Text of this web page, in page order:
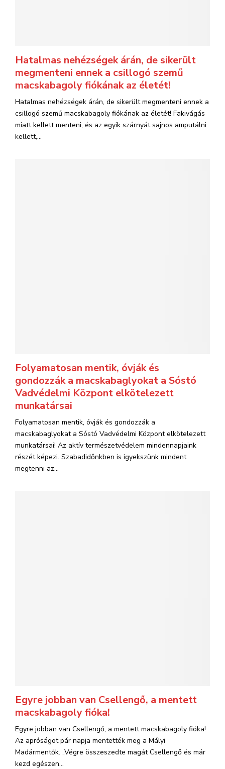
Hatalmas nehézségek árán, de sikerült
megmenteni ennek a csillogó szemű
macskabagoly fiókának az életét!
Hatalmas nehézségek árán, de sikerült megmenteni ennek a
csillogó szemű macskabagoly fiókának az életét! Fakivágás
miatt kellett menteni, és az egyik szárnyát sajnos amputálni
kellett,...
Folyamatosan mentik, óvják és
gondozzák a macskabaglyokat a Sóstó
Vadvédelmi Központ elkötelezett
munkatársai
Folyamatosan mentik, óvják és gondozzák a
macskabaglyokat a Sóstó Vadvédelmi Központ elkötelezett
munkatársai! Az aktív természetvédelem mindennapjaink
részét képezi. Szabadidőnkben is igyekszünk mindent
megtenni az...
Egyre jobban van Csellengő, a mentett
macskabagoly fióka!
Egyre jobban van Csellengő, a mentett macskabagoly fióka!
Az apróságot pár napja mentették meg a Mályi
Madármentők. „Végre összeszedte magát Csellengő és már
kezd egészen...